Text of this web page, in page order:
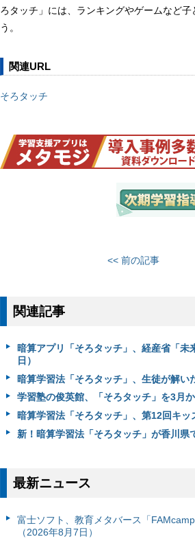
ろタッチ」には、ランキングやゲームなど
う。
関連URL
そろタッチ
<< 前の記事
関連記事
暗算アプリ「そろタッチ」、経産省「
日）
暗算学習法「そろタッチ」、生徒が解い
学習塾の俊英館、「そろタッチ」を3月
暗算学習法「そろタッチ」、第12回キッ
新！暗算学習法「そろタッチ」が香川県
最新ニュース
富⼠ソフト、教育メタバース「
（2026年8月7日）